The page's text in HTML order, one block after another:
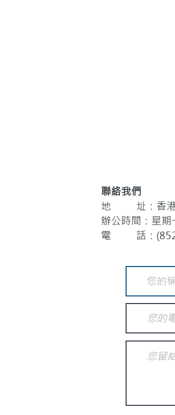
聯絡我們
地 址：香港新
辦公時間：星
電 話：